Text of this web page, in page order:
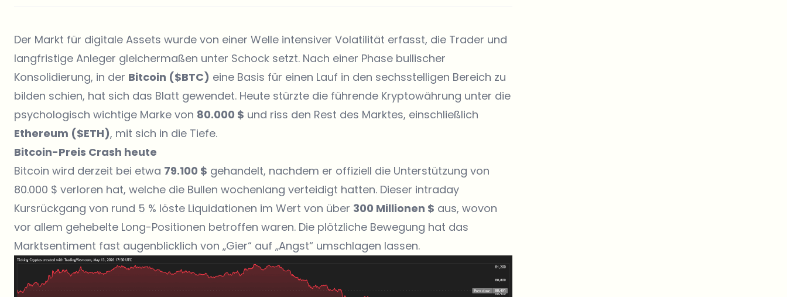
Der Markt für digitale Assets wurde von einer Welle intensiver Volatilität erfasst, die Trader und
langfristige Anleger gleichermaßen unter Schock setzt. Nach einer Phase bullischer
Konsolidierung, in der Bitcoin ($BTC) eine Basis für einen Lauf in den sechsstelligen Bereich zu
bilden schien, hat sich das Blatt gewendet. Heute stürzte die führende Kryptowährung unter die
psychologisch wichtige Marke von 80.000 $ und riss den Rest des Marktes, einschließlich
Ethereum ($ETH), mit sich in die Tiefe.
Bitcoin-Preis Crash heute
Bitcoin wird derzeit bei etwa 79.100 $ gehandelt, nachdem er offiziell die Unterstützung von
80.000 $ verloren hat, welche die Bullen wochenlang verteidigt hatten. Dieser intraday
Kursrückgang von rund 5 % löste Liquidationen im Wert von über 300 Millionen $ aus, wovon
vor allem gehebelte Long-Positionen betroffen waren. Die plötzliche Bewegung hat das
Marktsentiment fast augenblicklich von „Gier“ auf „Angst“ umschlagen lassen.